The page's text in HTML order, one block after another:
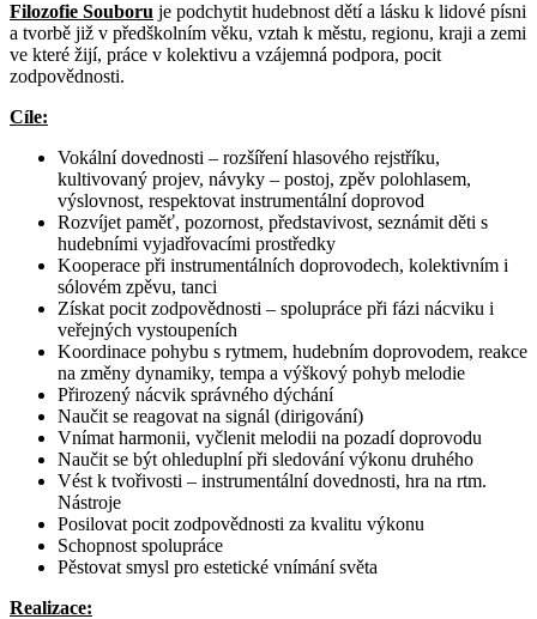
Filozofie Souboru je podchytit hudebnost dětí a lásku k lidové písni
a tvorbě již v předškolním věku, vztah k městu, regionu, kraji a zemi
ve které žijí, práce v kolektivu a vzájemná podpora, pocit
zodpovědnosti.
Cíle:
Vokální dovednosti – rozšíření hlasového rejstříku,
kultivovaný projev, návyky – postoj, zpěv polohlasem,
výslovnost, respektovat instrumentální doprovod
Rozvíjet paměť, pozornost, představivost, seznámit děti s
hudebními vyjadřovacími prostředky
Kooperace při instrumentálních doprovodech, kolektivním i
sólovém zpěvu, tanci
Získat pocit zodpovědnosti – spolupráce při fázi nácviku i
veřejných vystoupeních
Koordinace pohybu s rytmem, hudebním doprovodem, reakce
na změny dynamiky, tempa a výškový pohyb melodie
Přirozený nácvik správného dýchání
Naučit se reagovat na signál (dirigování)
Vnímat harmonii, vyčlenit melodii na pozadí doprovodu
Naučit se být ohleduplní při sledování výkonu druhého
Vést k tvořivosti – instrumentální dovednosti, hra na rtm.
Nástroje
Posilovat pocit zodpovědnosti za kvalitu výkonu
Schopnost spolupráce
Pěstovat smysl pro estetické vnímání světa
Realizace: